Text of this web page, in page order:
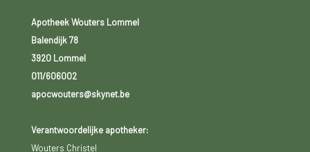
Apotheek Wouters Lommel
Balendijk 78
3920 Lommel
011/606002
apocwouters@skynet.be
Verantwoordelijke apotheker:
Wouters Christel